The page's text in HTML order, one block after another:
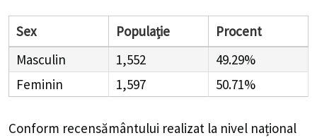
Sex Populație
Procent
Masculin
1,552
49.29%
Feminin
1,597 50.71%
Conform recensământului realizat la nivel național